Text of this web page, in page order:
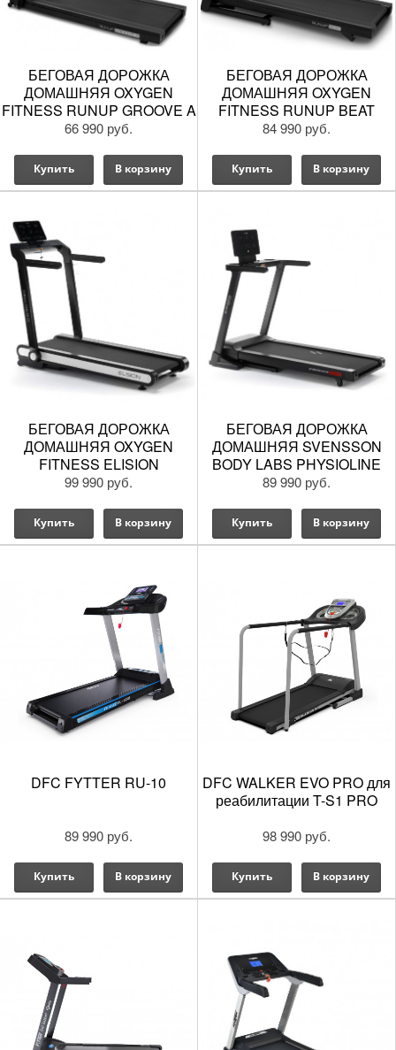
БЕГОВАЯ ДОРОЖКА
ДОМАШНЯЯ OXYGEN
FITNESS RUNUP GROOVE A
66 990 руб.
Купить В корзину
БЕГОВАЯ ДОРОЖКА
ДОМАШНЯЯ OXYGEN
FITNESS RUNUP BEAT
84 990 руб.
Купить В корзину
БЕГОВАЯ ДОРОЖКА
ДОМАШНЯЯ OXYGEN
FITNESS ELISION
99 990 руб.
Купить В корзину
БЕГОВАЯ ДОРОЖКА
ДОМАШНЯЯ SVENSSON
BODY LABS PHYSIOLINE
SPRINTMASTER B
89 990 руб.
Купить В корзину
DFC FYTTER RU-10
89 990 руб.
Купить В корзину
DFC WALKER EVO PRO для
реабилитации T-S1 PRO
98 990 руб.
Купить В корзину